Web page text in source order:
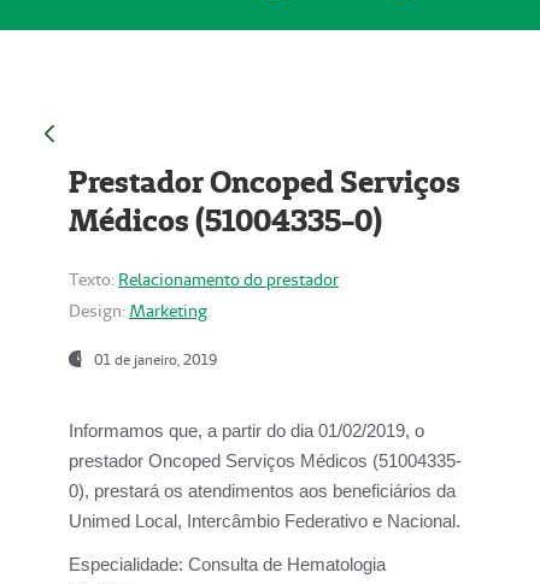
Prestador Oncoped Serviços
Médicos (51004335-0)
Texto: Relacionamento do prestador
Design: Marketing
01 de janeiro, 2019
Informamos que, a partir do dia 01/02/2019, o
prestador Oncoped Serviços Médicos (51004335-
0), prestará os atendimentos aos beneficiários da
Unimed Local, Intercâmbio Federativo e Nacional.
Especialidade: Consulta de Hematologia